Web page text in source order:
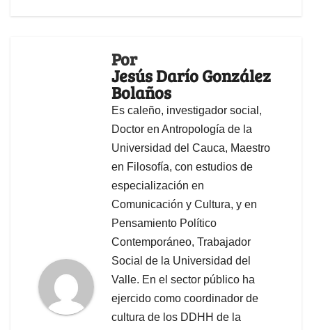
Por
Jesús Darío González
Bolaños
Es caleño, investigador social,
Doctor en Antropología de la
Universidad del Cauca, Maestro
en Filosofía, con estudios de
especialización en
Comunicación y Cultura, y en
Pensamiento Político
Contemporáneo, Trabajador
Social de la Universidad del
Valle. En el sector público ha
ejercido como coordinador de
cultura de los DDHH de la